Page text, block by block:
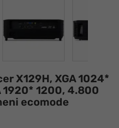
X129H, XGA 1024*
1920* 1200, 4.800
ecomode